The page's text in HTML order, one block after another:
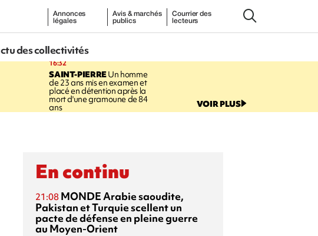
Annonces
légales
Avis & marchés
publics
Courrier des
lecteurs
des collectivités
16:32
SAINT-PIERREUn homme
de 23 ans mis en examen et
placé en détention après la
mort d'une gramoune de 84
ans VOIR PLUS
En continu
21:08 MONDEArabie saoudite,
Pakistan et Turquie scellent un
pacte de défense en pleine guerre
au Moyen-Orient